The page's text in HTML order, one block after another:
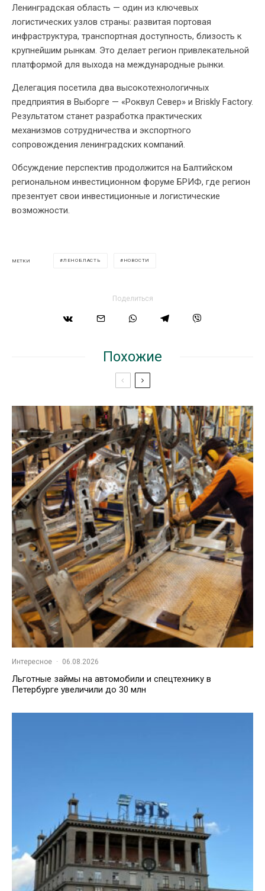
Ленинградская область — один из ключевых
логистических узлов страны: развитая портовая
инфраструктура, транспортная доступность, близость к
крупнейшим рынкам. Это делает регион привлекательной
платформой для выхода на международные рынки.
Делегация посетила два высокотехнологичных
предприятия в Выборге — «Роквул Север» и Briskly Factory.
Результатом станет разработка практических
механизмов сотрудничества и экспортного
сопровождения ленинградских компаний.
Обсуждение перспектив продолжится на Балтийском
региональном инвестиционном форуме БРИФ, где регион
презентует свои инвестиционные и логистические
возможности.
МЕТКИ ЛЕНОБЛАСТЬ НОВОСТИ
Поделиться
Похожие
Интересное · 06.08.2026
Льготные займы на автомобили и спецтехнику в
Петербурге увеличили до 30 млн